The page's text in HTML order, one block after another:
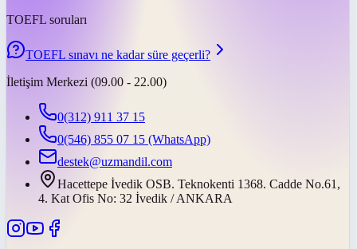
TOEFL soruları
TOEFL sınavı ne kadar süre geçerli?
İletişim Merkezi (09.00 - 22.00)
0(312) 911 37 15
0(546) 855 07 15 (WhatsApp)
destek@uzmandil.com
Hacettepe İvedik OSB. Teknokenti 1368. Cadde No.61,
4. Kat Ofis No: 32 İvedik / ANKARA